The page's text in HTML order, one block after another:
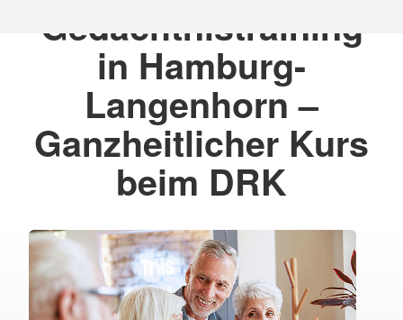
Gedächtnistraining
in Hamburg-
Langenhorn –
Ganzheitlicher Kurs
beim DRK